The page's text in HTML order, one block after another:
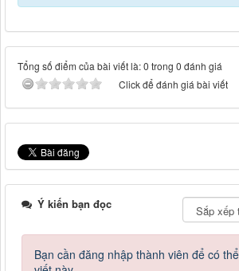
Tổng số điểm của bài viết là: 0 trong 0 đánh giá
Click để đánh giá bài viết
Ý kiến bạn đọc
Bạn cần đăng nhập thành viên để có